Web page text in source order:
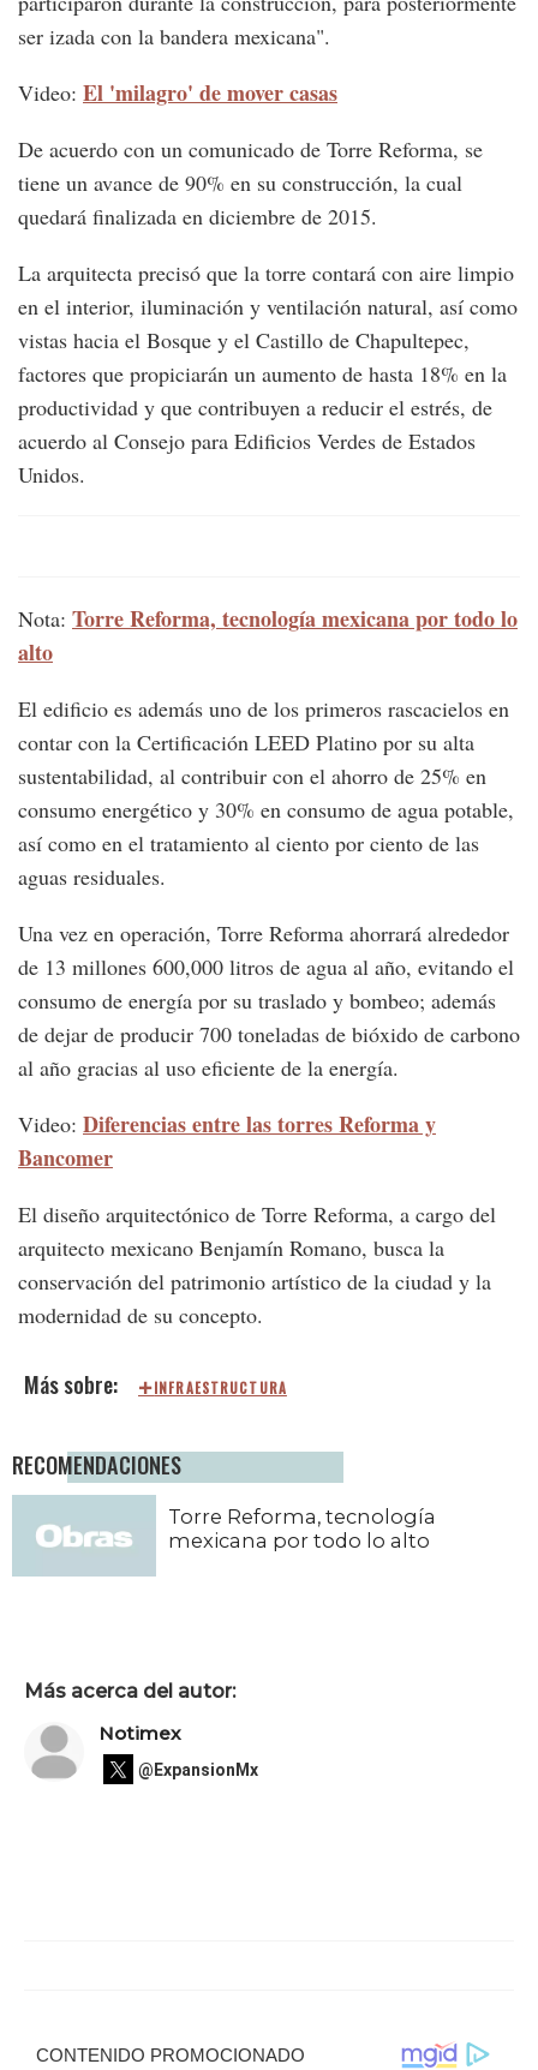
ser izada con la bandera mexicana".
Video: El 'milagro' de mover casas
De acuerdo con un comunicado de Torre Reforma, se
tiene un avance de 90% en su construcción, la cual
quedará finalizada en diciembre de 2015.
La arquitecta precisó que la torre contará con aire limpio
en el interior, iluminación y ventilación natural, así como
vistas hacia el Bosque y el Castillo de Chapultepec,
factores que propiciarán un aumento de hasta 18% en la
productividad y que contribuyen a reducir el estrés, de
acuerdo al Consejo para Edificios Verdes de Estados
Unidos.
Nota: Torre Reforma, tecnología mexicana por todo lo
alto
El edificio es además uno de los primeros rascacielos en
contar con la Certificación LEED Platino por su alta
sustentabilidad, al contribuir con el ahorro de 25% en
consumo energético y 30% en consumo de agua potable,
así como en el tratamiento al ciento por ciento de las
aguas residuales.
Una vez en operación, Torre Reforma ahorrará alrededor
de 13 millones 600,000 litros de agua al año, evitando el
consumo de energía por su traslado y bombeo; además
de dejar de producir 700 toneladas de bióxido de carbono
al año gracias al uso eficiente de la energía.
Video: Diferencias entre las torres Reforma y
Bancomer
El diseño arquitectónico de Torre Reforma, a cargo del
arquitecto mexicano Benjamín Romano, busca la
conservación del patrimonio artístico de la ciudad y la
modernidad de su concepto.
INFRAESTRUCTURA
RECOMENDACIONES
Torre Reforma, tecnología
mexicana por todo lo alto
Más acerca del autor:
Notimex
@ExpansionMx